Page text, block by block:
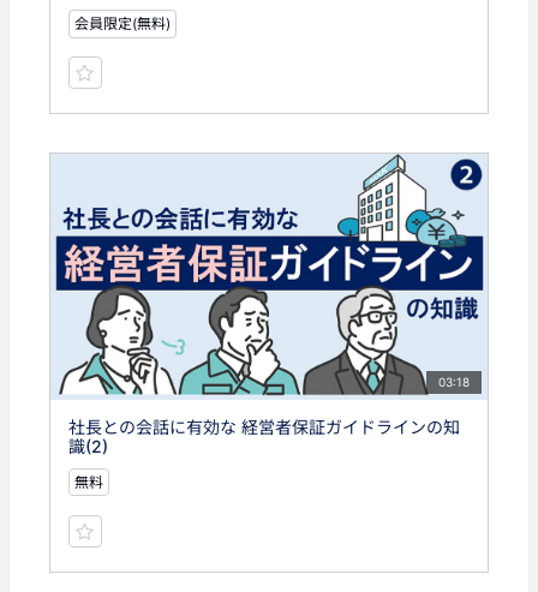
会員限定(無料)
03:18
社長との会話に有効な 経営者保証ガイドラインの知
識(2)
無料